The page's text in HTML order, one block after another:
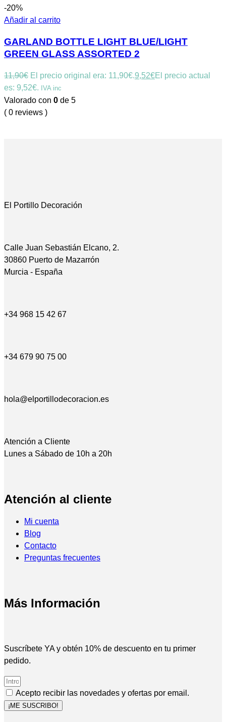
-20%
Añadir al carrito
GARLAND BOTTLE LIGHT BLUE/LIGHT
GREEN GLASS ASSORTED 2
11,90€ El precio original era: 11,90€.9,52€El precio actual
es: 9,52€. IVA inc
Valorado con 0 de 5
( 0 reviews )
El Portillo Decoración
Calle Juan Sebastián Elcano, 2.
30860 Puerto de Mazarrón
Murcia - España
+34 968 15 42 67
+34 679 90 75 00
hola@elportillodecoracion.es
Atención a Cliente
Lunes a Sábado de 10h a 20h
Atención al cliente
Mi cuenta
Blog
Contacto
Preguntas frecuentes
Más Información
Suscríbete YA y obtén 10% de descuento en tu primer
pedido.
Acepto recibir las novedades y ofertas por email.
¡ME SUSCRIBO!